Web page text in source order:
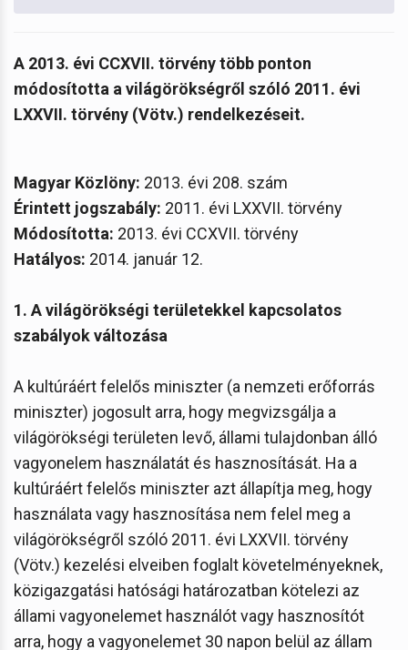
A 2013. évi CCXVII. törvény több ponton
módosította a világörökségről szóló 2011. évi
LXXVII. törvény (Vötv.) rendelkezéseit.
Magyar Közlöny: 2013. évi 208. szám
Érintett jogszabály: 2011. évi LXXVII. törvény
Módosította: 2013. évi CCXVII. törvény
Hatályos: 2014. január 12.
1. A világörökségi területekkel kapcsolatos
szabályok változása
A kultúráért felelős miniszter (a nemzeti erőforrás
miniszter) jogosult arra, hogy megvizsgálja a
világörökségi területen levő, állami tulajdonban álló
vagyonelem használatát és hasznosítását. Ha a
kultúráért felelős miniszter azt állapítja meg, hogy
használata vagy hasznosítása nem felel meg a
világörökségről szóló 2011. évi LXXVII. törvény
(Vötv.) kezelési elveiben foglalt követelményeknek,
közigazgatási hatósági határozatban kötelezi az
állami vagyonelemet használót vagy hasznosítót
arra, hogy a vagyonelemet 30 napon belül az állam